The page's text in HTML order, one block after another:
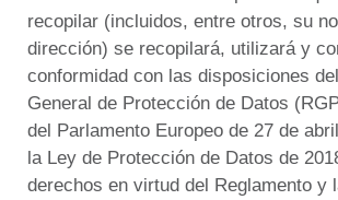
recopilar (incluidos, entre otros, su
dirección) se recopilará, utilizará y
conformidad con las disposiciones
General de Protección de Datos
del Parlamento Europeo de 27 de
la Ley de Protección de Datos de
derechos en virtud del Reglamento y